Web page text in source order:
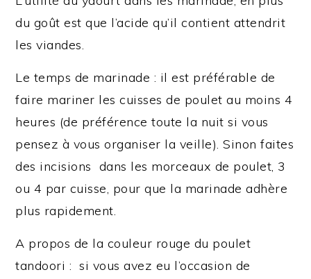
du goût est que l’acide qu’il contient attendrit
les viandes.
Le temps de marinade : il est préférable de
faire mariner les cuisses de poulet au moins 4
heures (de préférence toute la nuit si vous
pensez à vous organiser la veille). Sinon faites
des incisions dans les morceaux de poulet, 3
ou 4 par cuisse, pour que la marinade adhère
plus rapidement.
A propos de la couleur rouge du poulet
tandoori : si vous avez eu l’occasion de